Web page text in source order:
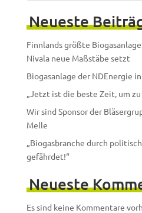
Neueste
Finnlands größte
Nivala neue Maßstäbe setzt
Biogasanlage der NDEnergie
„Jetzt ist die beste Zeit, um zu
Wir sind Sponsor der
Melle
„Biogasbranche durch
gefährdet!“
Neueste
Es sind keine Kommentare